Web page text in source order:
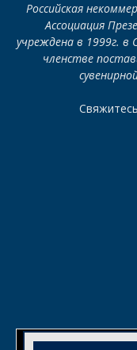
Российская
Ассоциация
учреждена в 1999г.
членстве